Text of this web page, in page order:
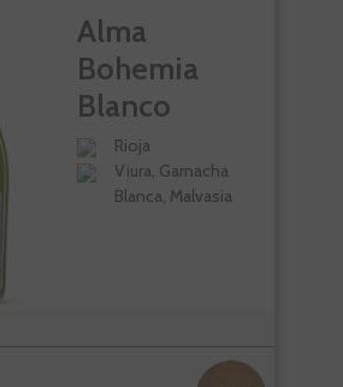
Alma
Bohemia
Blanco
Rioja
Viura, Garnacha
Blanca, Malvasia